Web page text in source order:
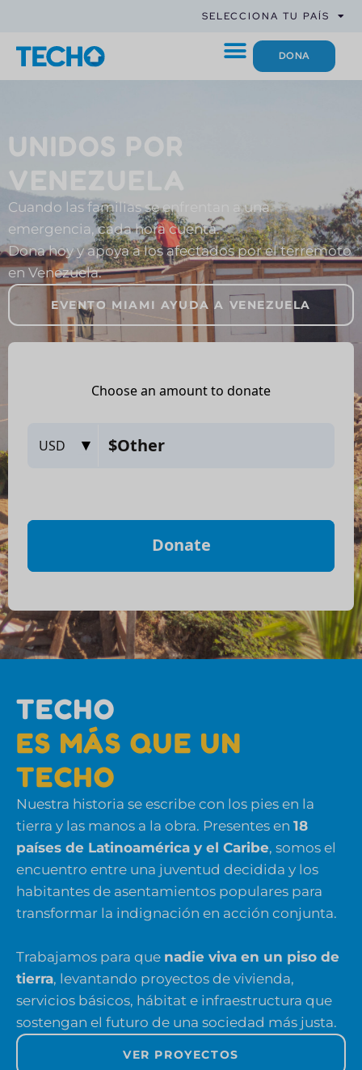
SELECCIONA TU PAÍS
DONA
UNIDOS POR
VENEZUELA
Cuando las familias se enfrentan a una
emergencia, cada hora cuenta.
Dona hoy y apoya a los afectados por el terremoto
en Venezuela.
EVENTO MIAMI AYUDA A VENEZUELA
TECHO
ES MÁS QUE UN
TECHO
Nuestra historia se escribe con los pies en la
tierra y las manos a la obra. Presentes en 18
países de Latinoamérica y el Caribe, somos el
encuentro entre una juventud decidida y los
habitantes de asentamientos populares para
transformar la indignación en acción conjunta.
Trabajamos para que nadie viva en un piso de
tierra, levantando proyectos de vivienda,
servicios básicos, hábitat e infraestructura que
sostengan el futuro de una sociedad más justa.
VER PROYECTOS